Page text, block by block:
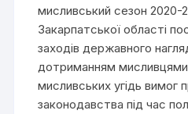
мисливський сезон 2020-
Закарпатської області
заходів державного
дотриманням
мисливських угідь вимог
законодавства під час